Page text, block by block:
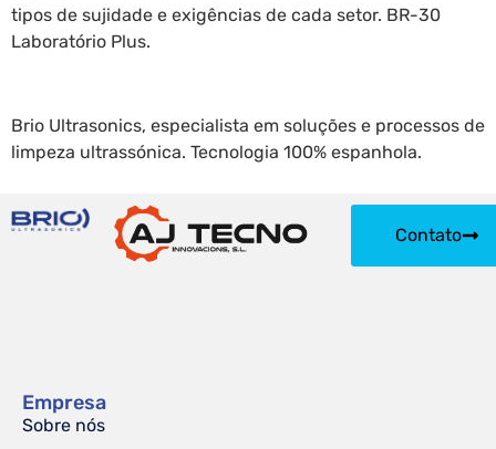
tipos de sujidade e exigências de cada setor. BR-30
Laboratório Plus.
Brio Ultrasonics, especialista em soluções e processos de
limpeza ultrassónica. Tecnologia 100% espanhola.
Contato
Empresa
Sobre nós